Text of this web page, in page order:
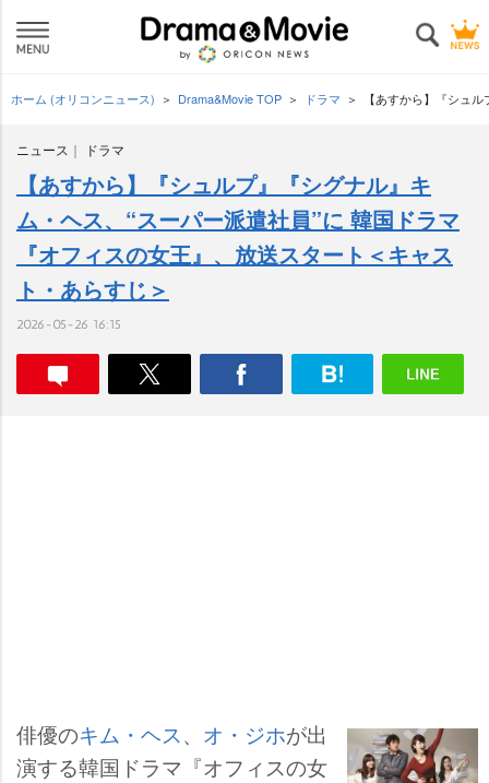
ホーム (オリコンニュース) Drama&Movie TOP ドラマ 【あすから】『シュ
ニュース ドラマ
【あすから】『シュルプ』『シグナル』キ
ム・ヘス、“スーパー派遣社員”に 韓国ドラマ
『オフィスの女王』、放送スタート＜キャス
ト・あらすじ＞
2026-05-26 16:15
俳優のキム・ヘス、 オ・ジホが出
演する韓国ドラマ『オフィスの女